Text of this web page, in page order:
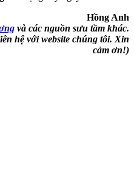
Hồng Anh
và các nguồn sưu tầm khác.
hệ với website chúng tôi. Xin
cảm ơn!)